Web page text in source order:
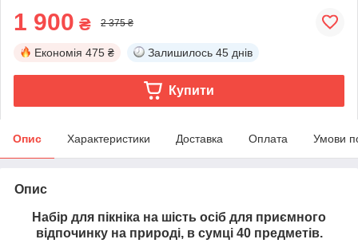
1 900 ₴ 2 375 ₴
Економія 475 ₴ Залишилось 45 днів
Купити
Опис Характеристики Доставка Оплата Умови
Опис
Набір для пікніка на шість осіб для приємного
відпочинку на природі, в сумці 40 предметів.